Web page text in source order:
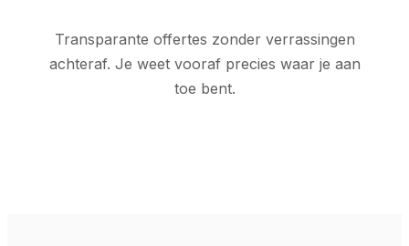
Transparante offertes zonder verrassingen
achteraf. Je weet vooraf precies waar je aan
toe bent.